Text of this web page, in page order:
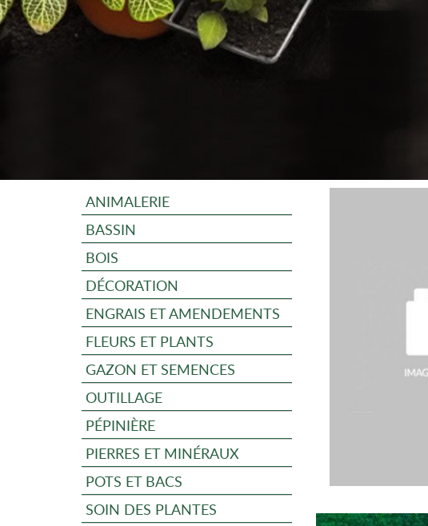
ANIMALERIE
BASSIN
BOIS
DÉCORATION
ENGRAIS ET AMENDEMENTS
FLEURS ET PLANTS
GAZON ET SEMENCES
OUTILLAGE
PÉPINIÈRE
PIERRES ET MINÉRAUX
POTS ET BACS
SOIN DES PLANTES